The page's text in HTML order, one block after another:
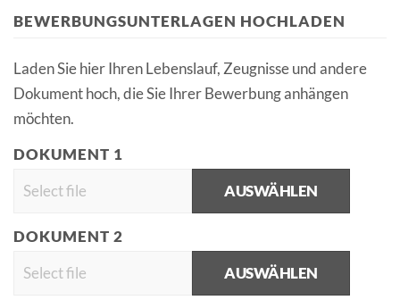
BEWERBUNGSUNTERLAGEN HOCHLADEN
Laden Sie hier Ihren Lebenslauf, Zeugnisse und andere
Dokument hoch, die Sie Ihrer Bewerbung anhängen
möchten.
DOKUMENT 1
AUSWÄHLEN
DOKUMENT 2
AUSWÄHLEN